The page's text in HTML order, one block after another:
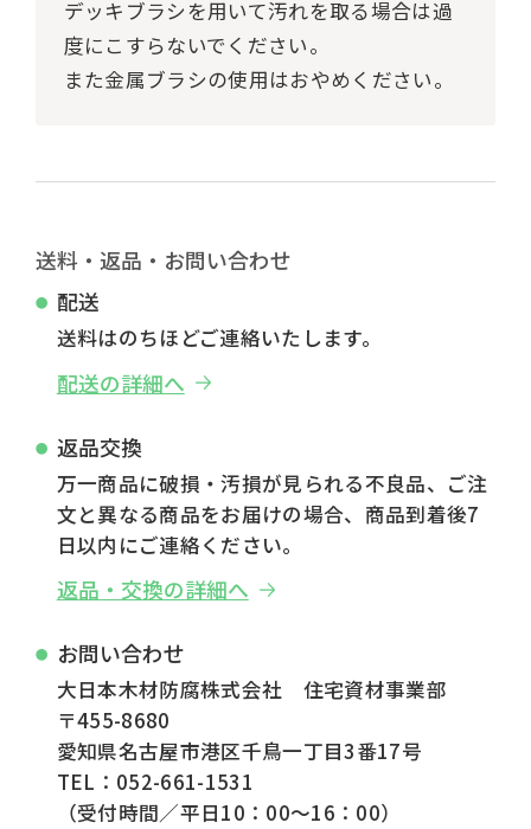
デッキブラシを用いて汚れを取る場合は過
度にこすらないでください。
また金属ブラシの使用はおやめください。
送料・返品・お問い合わせ
配送
送料はのちほどご連絡いたします。
配送の詳細へ
返品交換
万一商品に破損・汚損が見られる不良品、ご注
文と異なる商品をお届けの場合、商品到着後7
日以内にご連絡ください。
返品・交換の詳細へ
お問い合わせ
大日本木材防腐株式会社 住宅資材事業部
〒455-8680
愛知県名古屋市港区千鳥一丁目3番17号
TEL：052-661-1531
（受付時間／平日10：00～16：00）